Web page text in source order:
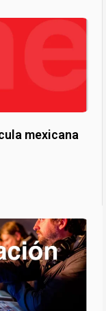
mexicana